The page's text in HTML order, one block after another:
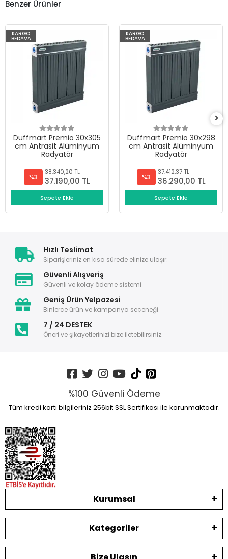
Benzer Ürünler
KARGO
BEDAVA
Duffmart Premio 30x305
cm Antrasit Alüminyum
Radyatör
%3
38.340,20 TL
37.190,00 TL
Sepete Ekle
KARGO
BEDAVA
Duffmart Premio 30x298
cm Antrasit Alüminyum
Radyatör
%3
37.412,37 TL
36.290,00 TL
Sepete Ekle
Hızlı Teslimat
Siparişleriniz en kısa sürede elinize ulaşır.
Güvenli Alışveriş
Güvenli ve kolay ödeme sistemi
Geniş Ürün Yelpazesi
Binlerce ürün ve kampanya seçeneği
7 / 24 DESTEK
Öneri ve şikayetlerinizi bize iletebilirsiniz.
%100 Güvenli Ödeme
Tüm kredi kartı bilgileriniz 256bit SSL Sertifikası ile korunmaktadır.
Kurumsal
Kategoriler